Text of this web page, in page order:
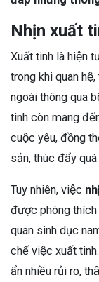
Nhịn xuất
Xuất tinh là hiện
trong khi quan
ngoài thông qua
tinh còn mang
cuộc yêu, đồng
sản, thúc đẩy
Tuy nhiên, việc
được phóng
quan sinh dục
chế việc xuất
ẩn nhiều rủi ro,